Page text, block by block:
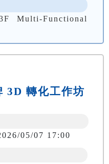
Multi-Functional
3D 轉化工作坊
05/07 17:00